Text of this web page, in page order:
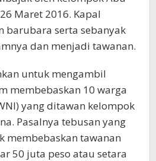
Maret 2016. Kapal
barubara serta sebanyak
dan menjadi tawanan.
untuk mengambil
membebaskan 10 warga
yang ditawan kelompok
Pasalnya tebusan yang
membebaskan tawanan
50 juta peso atau setara